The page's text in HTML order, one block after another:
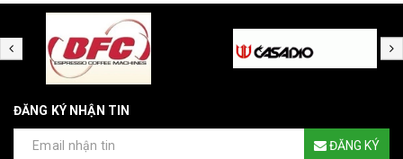
ĐĂNG KÝ NHẬN TIN
ĐĂNG KÝ